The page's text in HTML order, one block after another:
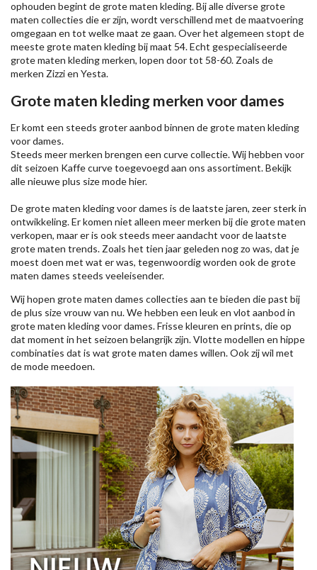
ophouden begint de grote maten kleding. Bij alle diverse grote
maten collecties die er zijn, wordt verschillend met de maatvoering
omgegaan en tot welke maat ze gaan. Over het algemeen stopt de
meeste grote maten kleding bij maat 54. Echt gespecialiseerde
grote maten kleding merken, lopen door tot 58-60. Zoals de
merken Zizzien Yesta.
Grote maten kleding merken voor dames
Er komt een steeds groter aanbod binnen de grote maten kleding
voor dames.
Steeds meer merken brengen een curve collectie. Wij hebben voor
dit seizoen Kaffecurve toegevoegd aan ons assortiment. Bekijk
alle nieuweplus size modehier.
De grote maten kleding voor dames is de laatste jaren, zeer sterk in
ontwikkeling. Er komen niet alleen meer merken bij die grote maten
verkopen, maar er is ook steeds meer aandacht voor de laatste
grote maten trends. Zoals het tien jaar geleden nog zo was, dat je
moest doen met wat er was, tegenwoordig worden ook de grote
maten dames steeds veeleisender.
Wij hopen grote maten dames collecties aan te bieden die past bij
de plus size vrouw van nu. We hebben een leuk en vlot aanbod in
grote maten kleding voor dames. Frisse kleuren en prints, die op
dat moment in het seizoen belangrijk zijn. Vlotte modellen en hippe
combinaties dat is wat grote maten dames willen. Ook zij wil met
de mode meedoen.